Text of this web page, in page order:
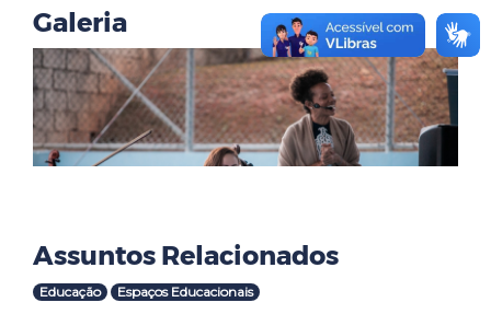
Galeria
Assuntos Relacionados
Educação Espaços Educacionais